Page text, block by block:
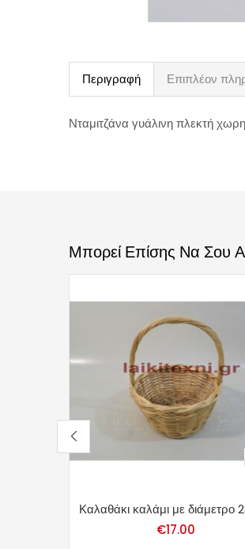
Περιγραφή Επιπλέον
Νταμιτζάνα γυάλινη πλεκτή
Μπορεί Επίσης Να Σου
Καλαθάκι καλάμι με διάμετρο
€17.00